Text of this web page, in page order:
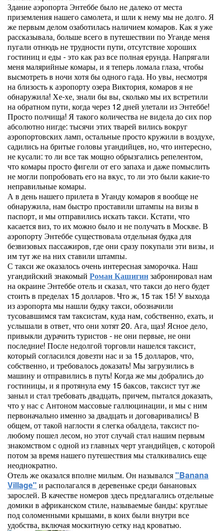
Здание аэропорта Энтеббе было не далеко от места
приземления нашего самолета, и шли к нему мы не долго. Я
же первым делом озаботилась наличием комаров. Как я уже
рассказывала, больше всего в путешествии по Уганде меня
пугали отнюдь не трудности пути, отсутствие хороших
гостиниц и еды - это как раз все полная ерунда. Напрягали
меня малярийные комары, и я теперь ломала глаза, чтобы
высмотреть в ночи хотя бы одного гада. Но увы, несмотря
на близость к аэропорту озера Виктория, комаров я не
обнаружила! Хе-хе, знали бы вы, сколько мы их встретили
на обратном пути, когда через 12 дней улетали из Энтеббе!
Просто полчища! Я такого количества не видела до сих пор
абсолютно нигде: тысячи этих тварей вились вокруг
аэропортовских ламп, остальные просто кружили в воздухе,
садились на бритые головы угандийцев, но, что интересно,
не кусали: то ли все так мощно обрызгались репелентом,
что комары просто фигели от его запаха и даже помыслить
не могли попробовать его на вкус, то ли это были какие-то
неправильные комары.
А в день нашего прилета в Уганду комаров я вообще не
обнаружила, нам быстро проставили штампы на визы в
паспорт, и мы отправились искать такси. Кстати, что
касается виз, то их можно было и не получать в Москве. В
аэропорту Энтеббе существовала отдельная будка для
безвизовых пассажиров, где они сразу покупали эти визы, и
им тут же на них ставили штампы.
С такси же оказалось очень интересная заморочка. Наш
угандийский знакомый Роман Кашигинзабронировал нам
на окраине Энтеббе отель и сказал, что такси до него будет
стоить в пределах 15 долларов. Что ж, 15 так 15! У выхода
из аэропорта мы нашли будку такси, обозначили
тусовавшимся там таксистам, куда нам, собственно, ехать, и
услышали в ответ, что они хотят 20. Ага, щаз! Ясное дело,
привыкли дурачить туристов - не они первые, не они
последние! После недолгой торговли нашелся таксист,
который согласился довезти нас и за 15 долларов, что,
собственно, и требовалось доказать! Мы загрузились в
машину и отправились в путь! Когда же мы добрались до
гостиницы, и я протянула ему 15 баксов, таксист тут же
заныл и стал требовать двадцать, причем, пытался доказать,
что у нас с Антоном массовые галлюцинации, и мы с ним
первоначально именно за двадцать и договаривались! В
общем, от такой наглости я слегка обалдела, таксист по-
любому пошел лесом, но этот случай стал нашим первым
знакомством с одной из главных черт угандийцев, с которой
потом за время нашего путешествия мы сталкивались еще
неоднократно.
Отель же оказался вполне милым. Он назывался"Banana
Village" и располагался в деревеньке среди банановых
зарослей. В качестве номеров здесь предлагались отдельные
домики в африканском стиле, называемые банды: круглые
под соломенными крышами, в коих были внутри все
удобства, включая москитную сетку над кроватью.